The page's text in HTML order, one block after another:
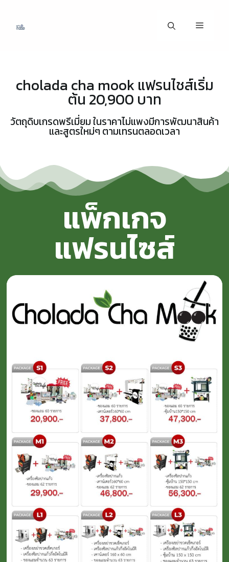
cholada cha mook แฟรนไชส์เริ่ม
ต้น 20,900 บาท
วัตถุดิบเกรดพรีเมี่ยม ในราคาไม่แพงมีการพัฒนาสินค้า
และสูตรใหม่ๆ ตามเทรนตลอดเวลา
แพ็กเกจ
แฟรนไซส์